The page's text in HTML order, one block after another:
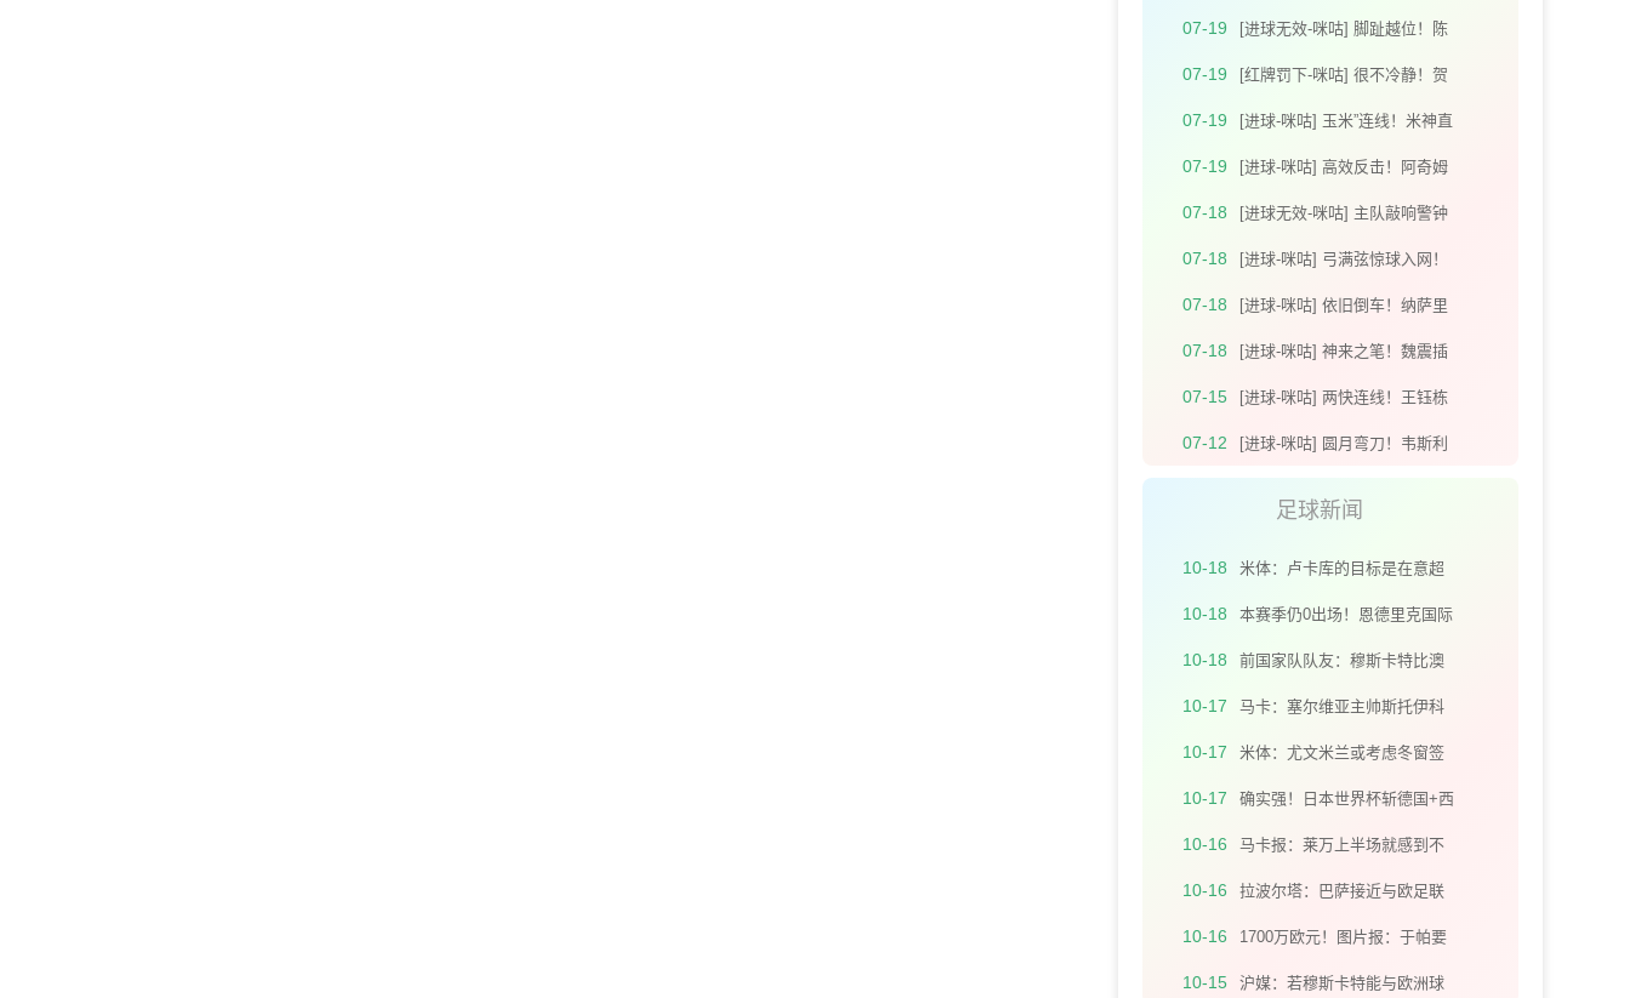
07-19
[进球无效-咪咕] 脚趾越位！陈
晋一攻门造脱手 拉唐补射破门
07-19
[红牌罚下-咪咕] 很不冷静！贺
惯解围 加布里埃尔亮鞋钉染红
07-19
[进球-咪咕] 玉米”连线！米神直
塞助攻王钰栋小角度破门
07-19
[进球-咪咕] 高效反击！阿奇姆
彭禁区接马莱莱做球推射入网
07-18
[进球无效-咪咕] 主队敲响警钟
席尔瓦远射破门因拜合拉木越
07-18
[进球-咪咕] 弓满弦惊球入网！
塞鸟远距离贴地斩打破僵局
07-18
[进球-咪咕] 依旧倒车！纳萨里
奥任意球传中 迈达纳头槌破荒
07-18
[进球-咪咕] 神来之笔！魏震插
上垫射皮球击中立柱弹入网窝
07-15
[进球-咪咕] 两快连线！王钰栋
吊传身后 米特里策成功将球顶
07-12
[进球-咪咕] 圆月弯刀！韦斯利
足球新闻
10-18
米体：卢卡库的目标是在意超
杯对AC米兰时回归
10-18
本赛季仍0出场！恩德里克国际
比赛间歇与妻子去摩洛哥度假️
10-18
前国家队队友：穆斯卡特比澳
波执教更灵活，流浪者对他而
10-17
马卡：塞尔维亚主帅斯托伊科
维奇宣布辞职，保诺维奇有望
10-17
米体：尤文米兰或考虑冬窗签
金玟哉回意甲，但900万欧年薪
10-17
确实强！日本世界杯斩德国+西
班牙、送弗里克下课、让2追3
10-16
马卡报：莱万上半场就感到不
适，巴萨不满其继续比赛导致
10-16
拉波尔塔：巴萨接近与欧足联
和解 我们正经历低谷期待战绩
10-16
1700万欧元！图片报：于帕要
求和阿芳一样的签字费，拜仁
10-15 沪媒：若穆斯卡特能与欧洲球